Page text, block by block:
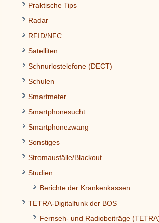
Praktische Tips
Radar
RFID/NFC
Satelliten
Schnurlostelefone (DECT)
Schulen
Smartmeter
Smartphonesucht
Smartphonezwang
Sonstiges
Stromausfälle/Blackout
Studien
Berichte der Krankenkassen
TETRA-Digitalfunk der BOS
Fernseh- und Radiobeiträge